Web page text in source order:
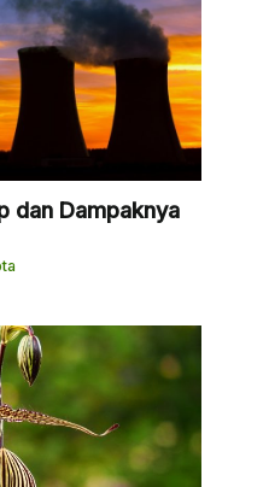
dan Dampaknya